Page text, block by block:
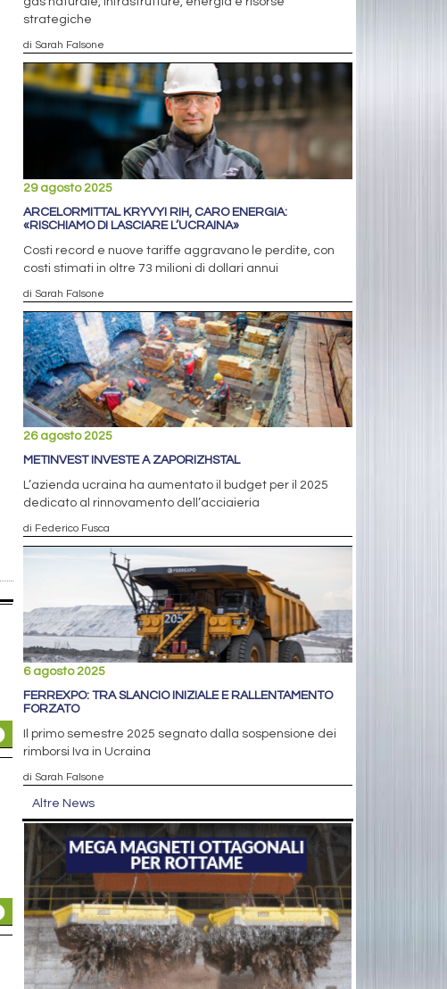
strategiche
di Sarah Falsone
29 agosto 2025
ARCELORMITTAL KRYVYI RIH, CARO ENERGIA:
«RISCHIAMO DI LASCIARE L’UCRAINA»
Costi record e nuove tariffe aggravano le perdite, con
costi stimati in oltre 73 milioni di dollari annui
di Sarah Falsone
26 agosto 2025
METINVEST INVESTE A ZAPORIZHSTAL
L’azienda ucraina ha aumentato il budget per il 2025
dedicato al rinnovamento dell’acciaieria
di Federico Fusca
6 agosto 2025
FERREXPO: TRA SLANCIO INIZIALE E RALLENTAMENTO
FORZATO
Il primo semestre 2025 segnato dalla sospensione dei
rimborsi Iva in Ucraina
di Sarah Falsone
Altre News